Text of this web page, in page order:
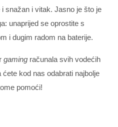
snažan i vitak. Jasno je što je
unaprijed se oprostite s
i dugim radom na baterije.
gaming računala svih vodećih
kod nas odabrati najbolje
pomoći!